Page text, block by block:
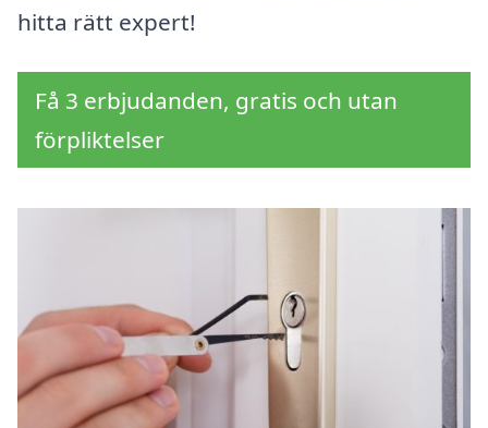
hitta rätt expert!
Få 3 erbjudanden, gratis och utan
förpliktelser